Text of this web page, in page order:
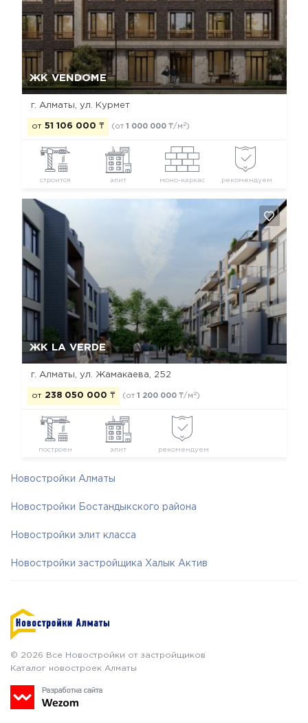
ЖК VENDOME
г. Алматы, ул. Курмет
от 51 106 000 ₸ (от 1 000 000 ₸/м 2)
строится элит моно-каркас рекомендуем
ЖК LA VERDE
г. Алматы, ул. Жамакаева, 252
от 238 050 000 ₸ (от 1 200 000 ₸/м 2)
построен элит рекомендуем
Да, удалить Отмена
Новостройки Алматы
Новостройки Бостандыкского района
Новостройки элит класса
Новостройки застройщика Халык Актив
© 2026 Все Новостройки от застройщиков
Каталог новостроек Алматы